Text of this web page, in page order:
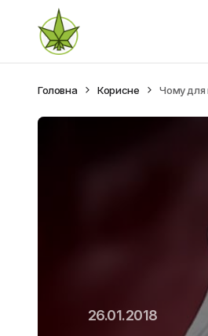
Головна Корисне Чому для
26.01.2018